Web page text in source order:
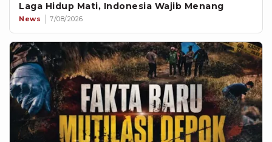
Laga Hidup Mati, Indonesia Wajib Menang
News 7/08/2026